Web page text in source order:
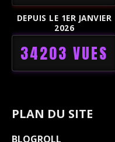
DEPUIS LE 1ER JANVIER
2026
34203 VUES
PLAN DU SITE
BLOGROLL